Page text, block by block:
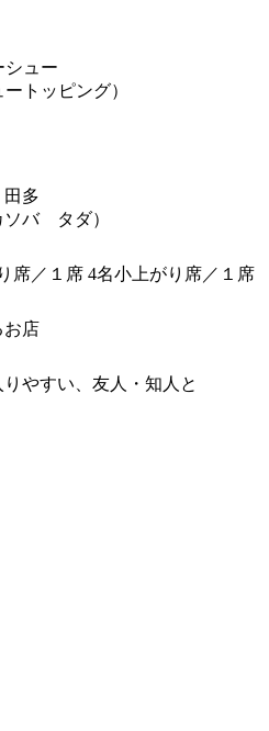
トッピング）
多
ソバ タダ）
席／１席 4名小上がり席／１席
お店
やすい、友人・知人と